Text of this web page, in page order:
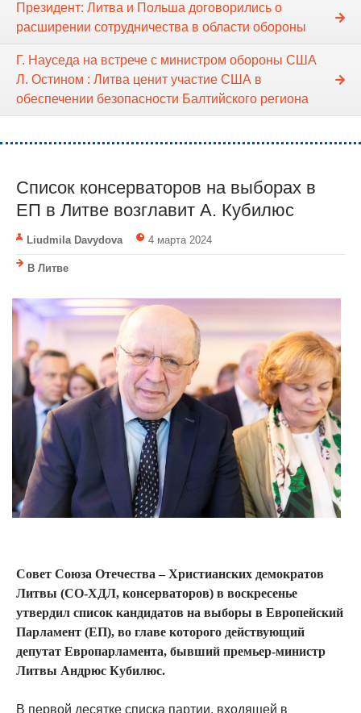
Президент: Литва и Польша договорились о
расширении сотрудничества в области обороны
Г. Науседа на встрече с министром обороны США
Л. Остином : Литва ценит участие США в
обеспечении безопасности Балтийского региона
Список консерваторов на выборах в
ЕП в Литве возглавит А. Кубилюс
Liudmila Davydova 4 марта 2024
В Литве
Совет Союза Отечества – Христианских демократов
Литвы (СО-ХДЛ, консерваторов) в воскресенье
утвердил список кандидатов на выборы в Европейский
Парламент (ЕП), во главе которого действующий
депутат Европарламента, бывший премьер-министр
Литвы Андрюс Кубилюс.
В первой десятке списка партии, входящей в